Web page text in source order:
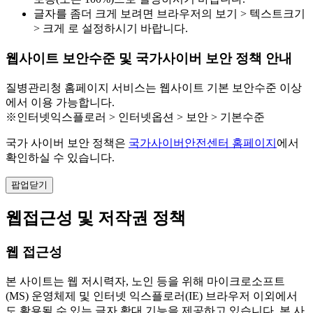
글자를 좀더 크게 보려면 브라우저의 보기 > 텍스트크기
> 크게 로 설정하시기 바랍니다.
웹사이트 보안수준 및 국가사이버 보안 정책 안내
질병관리청 홈페이지 서비스는 웹사이트 기본 보안수준 이상
에서 이용 가능합니다.
※인터넷익스플로러 > 인터넷옵션 > 보안 > 기본수준
국가 사이버 보안 정책은 국가사이버안전센터 홈페이지 에서
확인하실 수 있습니다.
팝업닫기
웹접근성 및 저작권 정책
웹 접근성
본 사이트는 웹 저시력자, 노인 등을 위해 마이크로소프트
(MS) 운영체제 및 인터넷 익스플로러(IE) 브라우저 이외에서
도 활용될 수 있는 글자 확대 기능을 제공하고 있습니다. 본 사